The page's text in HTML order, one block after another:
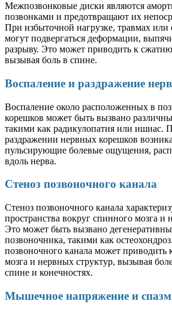
Межпозвонковые диски являются
позвонками и предотвращают их
При избыточной нагрузке, травмах или
могут подвергаться деформации,
разрыву. Это может приводить к
вызывая боль в спине.
Воспаление и раздражение
Воспаление около расположенных в
корешков может быть вызвано
такими как радикулопатия или ишиас.
раздражении нервных корешков
пульсирующие болевые ощущения,
вдоль нерва.
Стеноз позвоночного канала
Стеноз позвоночного канала
пространства вокруг спинного мозга и
Это может быть вызвано
позвоночника, такими как
позвоночного канала может
мозга и нервных структур, вызывая
спине и конечностях.
Мышечное напряжение и